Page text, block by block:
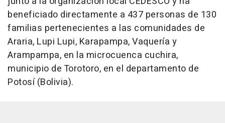
beneficiado directamente a 437 personas de 130
familias pertenecientes a las comunidades de
Araria, Lupi Lupi, Karapampa, Vaquería y
Arampampa, en la microcuenca cuchira,
municipio de Torotoro, en el departamento de
Potosí (Bolivia).